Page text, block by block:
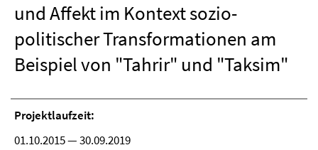
und Affekt im Kontext sozio-
politischer Transformationen am
Beispiel von "Tahrir" und "Taksim"
Projektlaufzeit:
01.10.2015 — 30.09.2019